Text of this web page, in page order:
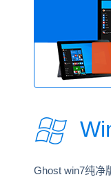
Ghost win7纯净